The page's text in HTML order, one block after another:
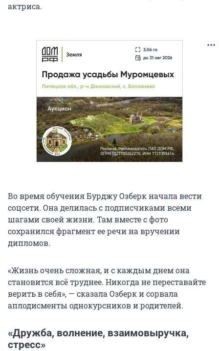
актриса.
Во время обучения Бурджу Озберк начала вести
соцсети. Она делилась с подписчиками всеми
шагами своей жизни. Там вместе с фото
сохранился фрагмент ее речи на вручении
дипломов.
«Жизнь очень сложная, и с каждым днем она
становится всё труднее. Никогда не переставайте
верить в себя», — сказала Озберк и сорвала
аплодисменты однокурсников и родителей.
«Дружба, волнение, взаимовыручка,
стресс»